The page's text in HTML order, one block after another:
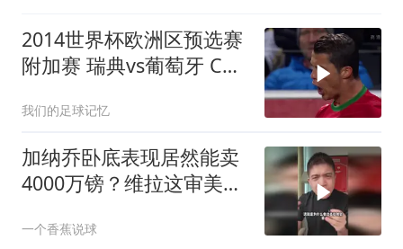
2014世界杯欧洲区预选赛
附加赛 瑞典vs葡萄牙 C罗
我们的足球记忆
加纳乔卧底表现居然能卖
4000万镑？维拉这审美专
一个香蕉说球